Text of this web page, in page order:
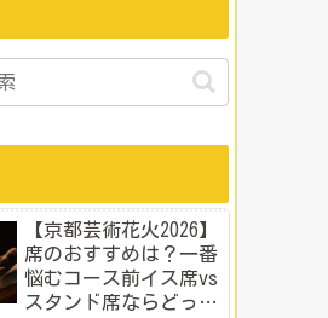
【京都芸術花火2026】
席のおすすめは？一番
悩むコース前イス席vs
スタンド席ならどっ